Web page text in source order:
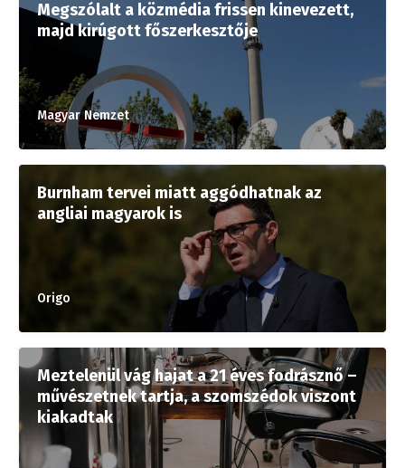
Megszólalt a közmédia frissen kinevezett,
majd kirúgott főszerkesztője
Magyar Nemzet
Burnham tervei miatt aggódhatnak az
angliai magyarok is
Origo
Meztelenül vág hajat a 21 éves fodrásznő –
művészetnek tartja, a szomszédok viszont
kiakadtak